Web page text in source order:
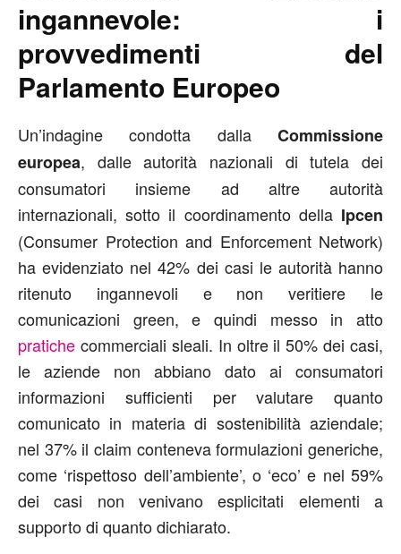
ingannevole: i
provvedimenti del
Parlamento Europeo
Un’indagine condotta dalla Commissione
europea, dalle autorità nazionali di tutela dei
consumatori insieme ad altre autorità
internazionali, sotto il coordinamento della Ipcen
(Consumer Protection and Enforcement Network)
ha evidenziato nel 42% dei casi le autorità hanno
ritenuto ingannevoli e non veritiere le
comunicazioni green, e quindi messo in atto
pratiche commerciali sleali. In oltre il 50% dei casi,
le aziende non abbiano dato ai consumatori
informazioni sufficienti per valutare quanto
comunicato in materia di sostenibilità aziendale;
nel 37% il claim conteneva formulazioni generiche,
come ‘rispettoso dell’ambiente’, o ‘eco’ e nel 59%
dei casi non venivano esplicitati elementi a
supporto di quanto dichiarato.